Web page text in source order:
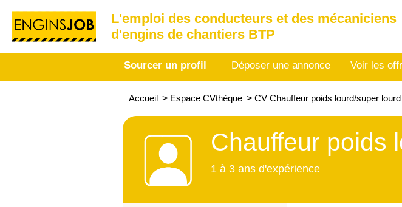
L'emploi des conducteurs et des mécaniciens
d'engins de chantiers BTP
Sourcer un profil Déposer une annonce Voir les
Accueil > Espace CVthèque > CV Chauffeur poids lourd/super
Chauffeur poids
1 à 3 ans d'expérience